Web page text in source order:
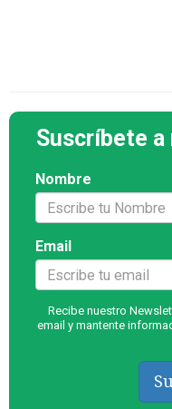
Suscríbete
Nombre
Email
Recibe nuestro
email y mantente